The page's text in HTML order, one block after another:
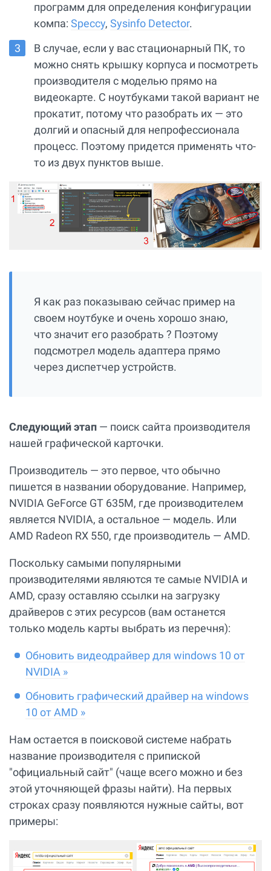
программ для определения конфигурации
компа: Speccy, Sysinfo Detector.
В случае, если у вас стационарный ПК, то
можно снять крышку корпуса и посмотреть
производителя с моделью прямо на
видеокарте. С ноутбуками такой вариант не
прокатит, потому что разобрать их — это
долгий и опасный для непрофессионала
процесс. Поэтому придется применять что-
то из двух пунктов выше.
Я как раз показываю сейчас пример на
своем ноутбуке и очень хорошо знаю,
что значит его разобрать ? Поэтому
подсмотрел модель адаптера прямо
через диспетчер устройств.
Следующий этап — поиск сайта производителя
нашей графической карточки.
Производитель — это первое, что обычно
пишется в названии оборудование. Например,
NVIDIA GeForce GT 635М, где производителем
является NVIDIA, а остальное — модель. Или
AMD Radeon RX 550, где производитель — AMD.
Поскольку самыми популярными
производителями являются те самые NVIDIA и
AMD, сразу оставляю ссылки на загрузку
драйверов с этих ресурсов (вам останется
только модель карты выбрать из перечня):
Обновить видеодрайвер для windows 10 от
NVIDIA »
Обновить графический драйвер на windows
10 от AMD »
Нам остается в поисковой системе набрать
название производителя с припиской
"официальный сайт" (чаще всего можно и без
этой уточняющей фразы найти). На первых
строках сразу появляются нужные сайты, вот
примеры: